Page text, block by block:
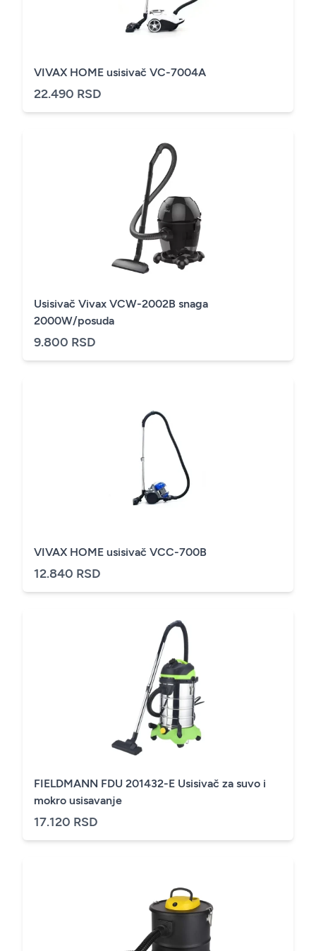
VIVAX HOME usisivač VC-7004A
22.490 RSD
Usisivač Vivax VCW-2002B snaga
2000W/posuda
9.800 RSD
VIVAX HOME usisivač VCC-700B
12.840 RSD
FIELDMANN FDU 201432-E Usisivač za suvo i
mokro usisavanje
17.120 RSD